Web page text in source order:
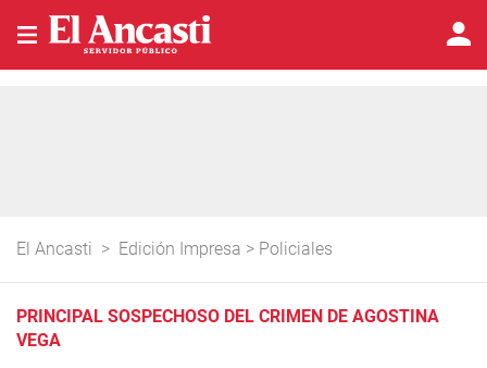
El Ancasti > Edición Impresa > Policiales
PRINCIPAL SOSPECHOSO DEL CRIMEN DE AGOSTINA
VEGA